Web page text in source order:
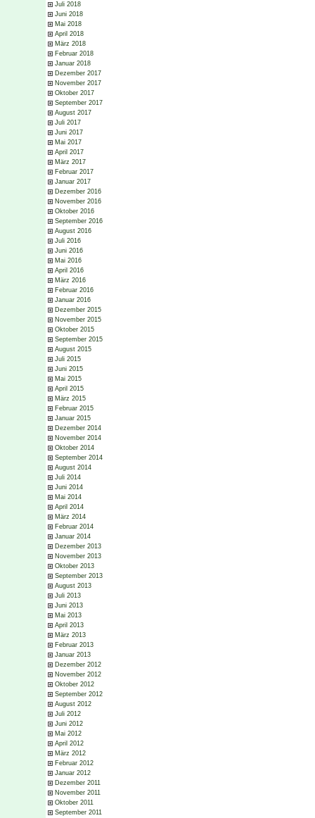
Juli 2018
Juni 2018
Mai 2018
April 2018
März 2018
Februar 2018
Januar 2018
Dezember 2017
November 2017
Oktober 2017
September 2017
August 2017
Juli 2017
Juni 2017
Mai 2017
April 2017
März 2017
Februar 2017
Januar 2017
Dezember 2016
November 2016
Oktober 2016
September 2016
August 2016
Juli 2016
Juni 2016
Mai 2016
April 2016
März 2016
Februar 2016
Januar 2016
Dezember 2015
November 2015
Oktober 2015
September 2015
August 2015
Juli 2015
Juni 2015
Mai 2015
April 2015
März 2015
Februar 2015
Januar 2015
Dezember 2014
November 2014
Oktober 2014
September 2014
August 2014
Juli 2014
Juni 2014
Mai 2014
April 2014
März 2014
Februar 2014
Januar 2014
Dezember 2013
November 2013
Oktober 2013
September 2013
August 2013
Juli 2013
Juni 2013
Mai 2013
April 2013
März 2013
Februar 2013
Januar 2013
Dezember 2012
November 2012
Oktober 2012
September 2012
August 2012
Juli 2012
Juni 2012
Mai 2012
April 2012
März 2012
Februar 2012
Januar 2012
Dezember 2011
November 2011
Oktober 2011
September 2011